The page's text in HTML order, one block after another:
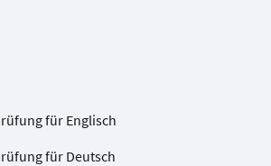
für Englisch
für Deutsch